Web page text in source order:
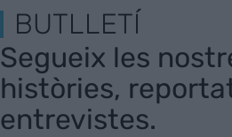
BUTLLETÍ
Segueix les
històries,
entrevistes.